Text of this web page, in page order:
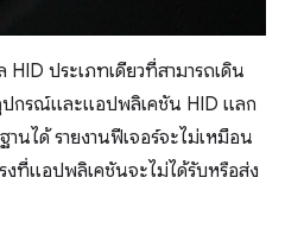
HID ประเภทเดียวที่สามารถเดิน
ปกรณ์และแอปพลิเคชัน HID แลก
นได้ รายงานฟีเจอร์จะไม่เหมือน
งที่แอปพลิเคชันจะไม่ได้รับหรือส่ง